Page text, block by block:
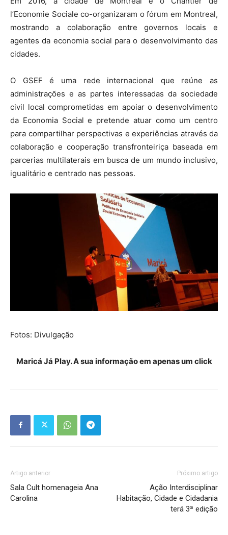
l’Economie Sociale co-organizaram o fórum em Montreal,
mostrando a colaboração entre governos locais e
agentes da economia social para o desenvolvimento das
cidades.
O GSEF é uma rede internacional que reúne as
administrações e as partes interessadas da sociedade
civil local comprometidas em apoiar o desenvolvimento
da Economia Social e pretende atuar como um centro
para compartilhar perspectivas e experiências através da
colaboração e cooperação transfronteiriça baseada em
parcerias multilaterais em busca de um mundo inclusivo,
igualitário e centrado nas pessoas.
Fotos: Divulgação
Maricá Já Play. A sua informação em apenas um click
Artigo anterior
Sala Cult homenageia Ana
Carolina
Próximo artigo
Ação Interdisciplinar
Habitação, Cidade e Cidadania
terá 3ª edição